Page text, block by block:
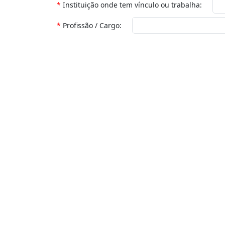
Instituição onde tem vínculo ou trabalha
Profissão / Cargo